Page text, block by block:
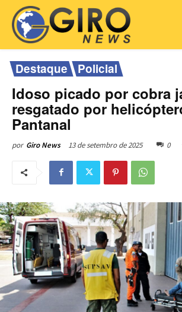
Destaque Policial
Idoso picado por cobra
resgatado por
Pantanal
por Giro News 13 de setembro de 2025 0